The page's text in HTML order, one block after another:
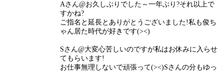
Aさん@お久しぶりでした～一年ぶり?それ以上で
すかね?
ご指名と延長とありがとうございました!私も俊ち
ゃん居た時代が好きです(><)
Sさん@大変心苦しいのですが私はお休みに入らせ
てもらいます!
お仕事無理しないで頑張って(><)Sさんの分もゆっ